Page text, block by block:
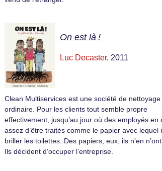
On est là !
Luc Decaster, 2011
Clean Multiservices est une société de nettoyage
ordinaire. Pour les clients tout semble propre
effectivement, jusqu’au jour où des employés en
assez d’être traités comme le papier avec lequel
briller les toilettes. Des papiers, eux, ils n’en n’ont
Ils décident d’occuper l’entreprise.